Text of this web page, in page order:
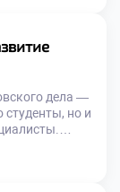
молодёжи,
дела —
студенты, но и
заполняли
кредита.